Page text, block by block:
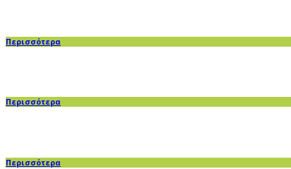
Περισσότερα
Περισσότερα
Περισσότερα